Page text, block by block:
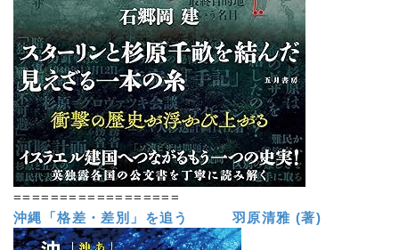
==================
沖縄「格差・差別」を追う 羽原清雅 (著)